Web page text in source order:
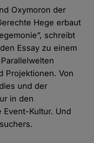
Oxymoron der
Hege erbaut
schreibt
Essay zu einem
Projektionen. Von
und der
in den
Event-Kultur. Und